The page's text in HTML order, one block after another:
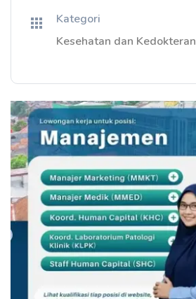
Kategori
Kesehatan dan Kedokteran